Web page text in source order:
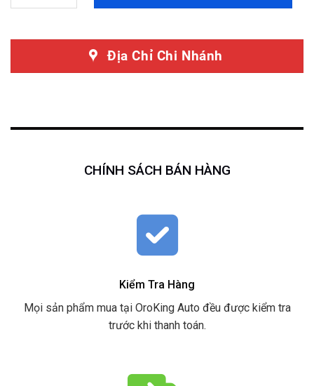
Địa Chỉ Chi Nhánh
CHÍNH SÁCH BÁN HÀNG
Kiểm Tra Hàng
Mọi sản phẩm mua tại OroKing Auto đều được kiểm tra
trước khi thanh toán.